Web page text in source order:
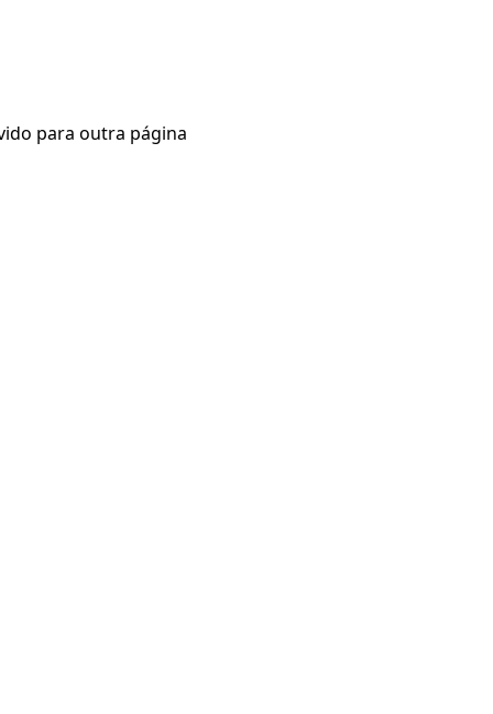
para outra página